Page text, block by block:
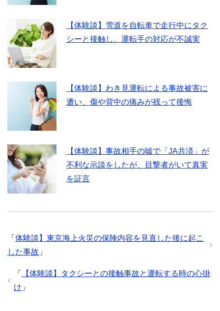
【体験談】雪道を自転車で走行中にタク
シーと接触し、運転手の対応が不誠実
【体験談】わき見運転による事故被害に
遭い、傷や背中の痛みが残って後悔
【体験談】事故相手の嘘で「JA共済」が
不利な示談をしたが、目撃者がいて真実
を証言
「 体験談】東京海上火災の保険内容を見直した後に起こ
した事故 」
「
【体験談】タクシーとの接触事故と運転する時の心掛
け 」